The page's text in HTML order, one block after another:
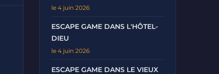
le 4 juin 2026
ESCAPE GAME DANS L'HÔTEL-
DIEU
le 4 juin 2026
ESCAPE GAME DANS LE VIEUX